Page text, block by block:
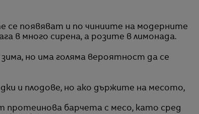
се появяват и по чиниите на модерните
в много сирена, а розите в лимонада.
но има голяма вероятност да се
и плодове, но ако държите на месото,
протеинова барчета с месо, като сред